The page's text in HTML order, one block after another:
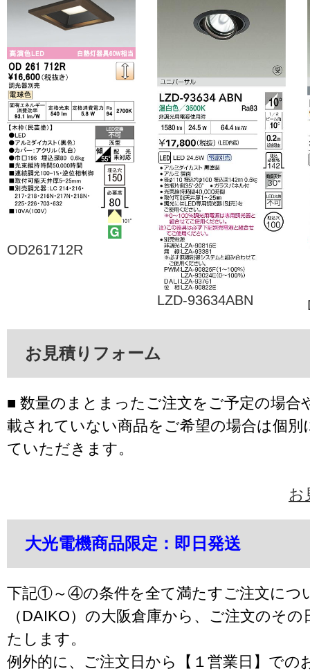
OD261712R
LZD-93634ABN
お見積りフォーム
■ 数量のまとまったご注文をご予定の場合
載されていない商品をご希望の場合は個別
ていただきます。
お
大光電機商品限定：即日発送
下記①～④の条件を全て満たすご注文につ
（DAIKO）の大阪倉庫から、ご注文のそ
たします。
例外的に、ご注文日から【１営業日】での